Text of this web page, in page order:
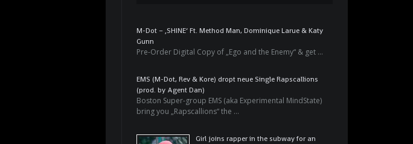
M-Dot – ‚SHINE‘ Ft. Method Man, Dominique Larue & Katy
Gunn
Pre-Order Digital Copy of „Ego and the Enemy“ & get …
EMS (M-Dot, Rev & Kore) dropt neue Single Rapscallions
(prod. by Agent Dan)
Boston Super-group EMS (aka Experimental MindState)
bring you „Rapscallions“ the …
Girl joins rapper in the subway for an